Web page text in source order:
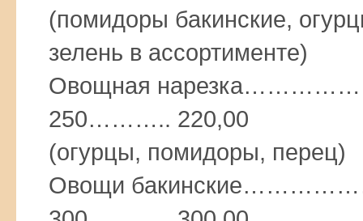
(помидоры бакинские,
зелень в ассортименте)
Овощная
250……….. 220,00
(огурцы, помидоры, перец)
Овощи